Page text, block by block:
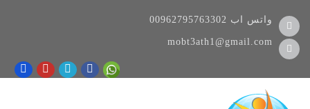
00962795763302 واتس اب
mobt3ath1@gmail.com